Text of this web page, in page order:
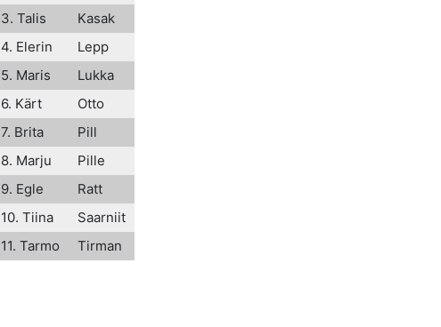
3. Talis
Kasak
4. Elerin
Lepp
5. Maris
Lukka
6. Kärt
Otto
7. Brita
Pill
8. Marju
Pille
9. Egle
Ratt
10. Tiina
Saarniit
11. Tarmo
Tirman